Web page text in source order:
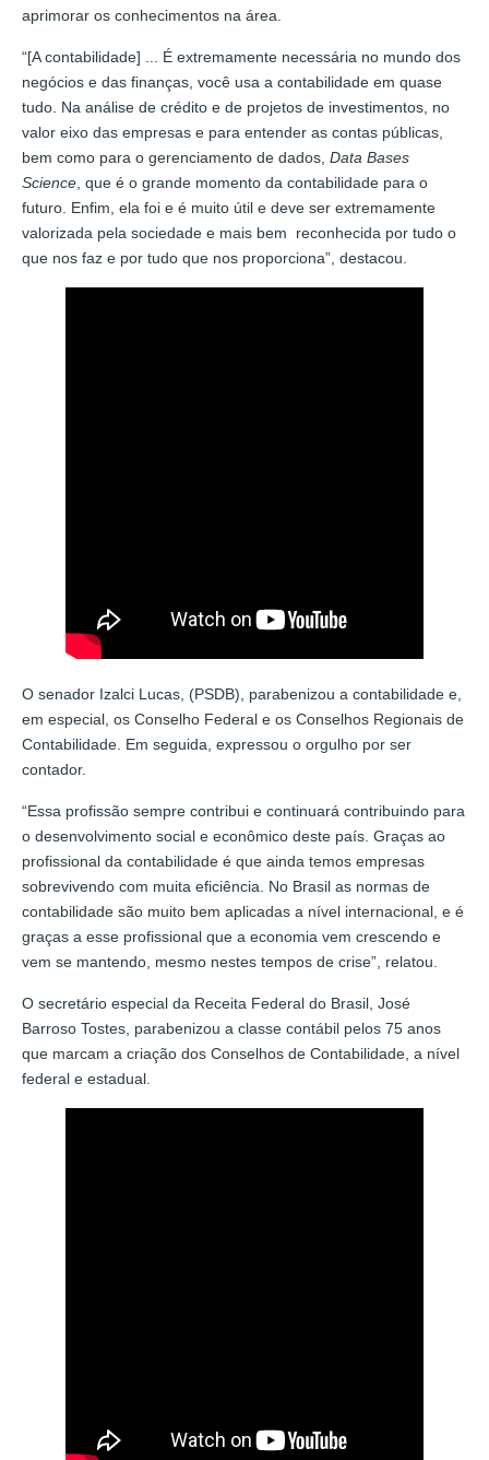
aprimorar os conhecimentos na área.
“[A contabilidade] ... É extremamente necessária no mundo dos
negócios e das finanças, você usa a contabilidade em quase
tudo. Na análise de crédito e de projetos de investimentos, no
valor eixo das empresas e para entender as contas públicas,
bem como para o gerenciamento de dados, Data Bases
Science , que é o grande momento da contabilidade para o
futuro. Enfim, ela foi e é muito útil e deve ser extremamente
valorizada pela sociedade e mais bem reconhecida por tudo o
que nos faz e por tudo que nos proporciona”, destacou.
O senador Izalci Lucas, (PSDB), parabenizou a contabilidade e,
em especial, os Conselho Federal e os Conselhos Regionais de
Contabilidade. Em seguida, expressou o orgulho por ser
contador.
“Essa profissão sempre contribui e continuará contribuindo para
o desenvolvimento social e econômico deste país. Graças ao
profissional da contabilidade é que ainda temos empresas
sobrevivendo com muita eficiência. No Brasil as normas de
contabilidade são muito bem aplicadas a nível internacional, e é
graças a esse profissional que a economia vem crescendo e
vem se mantendo, mesmo nestes tempos de crise”, relatou.
O secretário especial da Receita Federal do Brasil, José
Barroso Tostes, parabenizou a classe contábil pelos 75 anos
que marcam a criação dos Conselhos de Contabilidade, a nível
federal e estadual.